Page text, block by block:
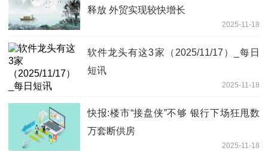
释放 外贸实现较快增长
2025-11-18
软件龙头有这3家（2025/11/17）_每日
短讯
2025-11-18
快报:楼市“接盘侠”不够 银行下场狂甩数
万套断供房
2025-11-18